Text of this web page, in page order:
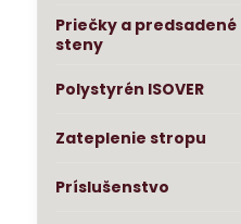
Priečky a predsadené
steny
Polystyrén ISOVER
Zateplenie stropu
Príslušenstvo